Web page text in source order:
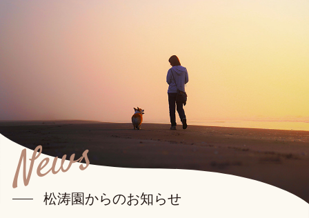
アクセス
愛犬宿泊同意書
松涛園からのお知らせ
News
松涛園からのお知らせ